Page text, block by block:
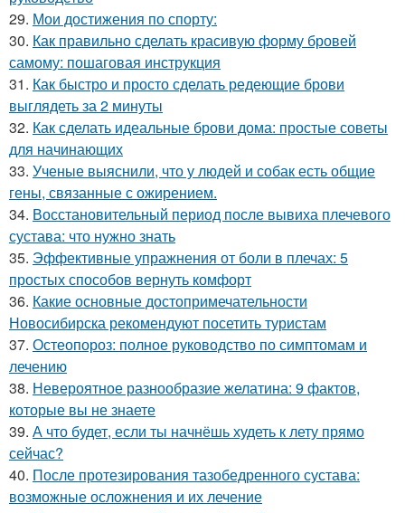
29. Мои достижения по спорту:
30. Как правильно сделать красивую форму бровей
самому: пошаговая инструкция
31. Как быстро и просто сделать редеющие брови
выглядеть за 2 минуты
32. Как сделать идеальные брови дома: простые советы
для начинающих
33. Ученые выяснили, что у людей и собак есть общие
гены, связанные с ожирением.
34. Восстановительный период после вывиха плечевого
сустава: что нужно знать
35. Эффективные упражнения от боли в плечах: 5
простых способов вернуть комфорт
36. Какие основные достопримечательности
Новосибирска рекомендуют посетить туристам
37. Остеопороз: полное руководство по симптомам и
лечению
38. Невероятное разнообразие желатина: 9 фактов,
которые вы не знаете
39. А что будет, если ты начнёшь худеть к лету прямо
сейчас?
40. После протезирования тазобедренного сустава:
возможные осложнения и их лечение